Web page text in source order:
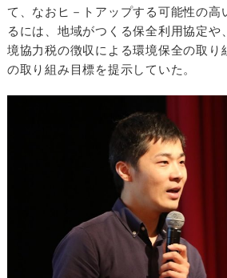
て、なおヒ－トアップする可能性の高
るには、地域がつくる保全利用協定や
境協力税の徴収による環境保全の取り
の取り組み目標を提示していた。